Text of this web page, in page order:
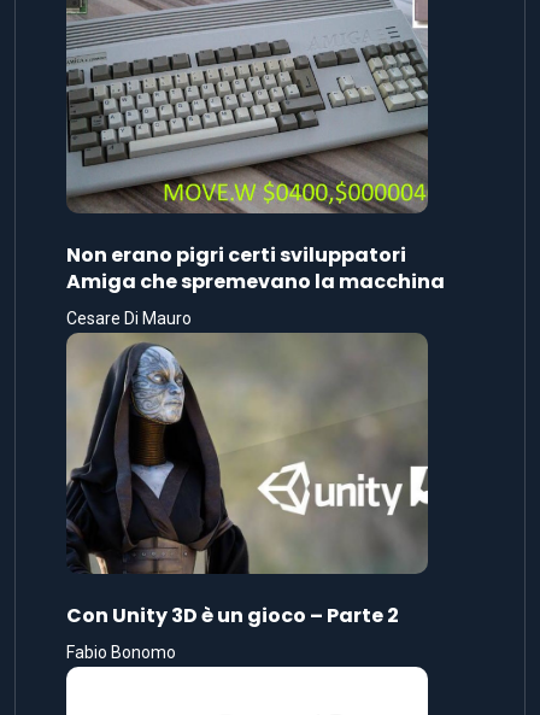
Non erano pigri certi sviluppatori
Amiga che spremevano la macchina
Cesare Di Mauro
Con Unity 3D è un gioco – Parte 2
Fabio Bonomo